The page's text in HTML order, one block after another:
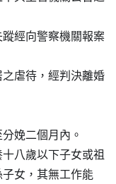
經向警察機關報案
虐待，經判決離婚
娩二個月內。
八歲以下子女或祖
女，其無工作能